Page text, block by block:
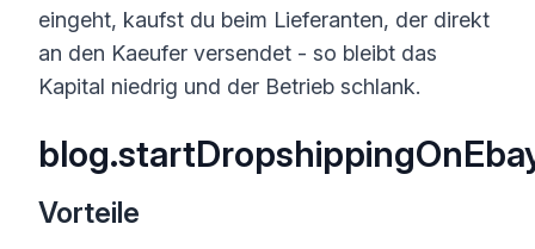
eingeht, kaufst du beim Lieferanten, der direkt
an den Kaeufer versendet - so bleibt das
Kapital niedrig und der Betrieb schlank.
Vorteile